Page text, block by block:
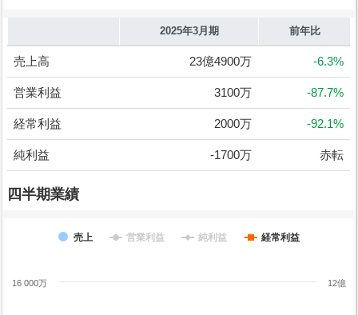
2025年3月期 前年比
売上高 23億4900万 -6.3%
営業利益 3100万 -87.7%
経常利益 2000万 -92.1%
純利益 -1700万 赤転
四半期業績
売上 営業利益 純利益 経常利益
12億
16 000万